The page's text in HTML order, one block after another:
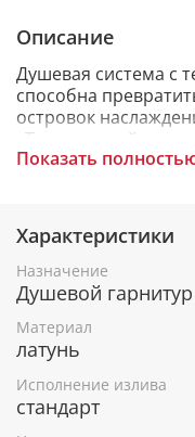
Описание
Душевая система с
способна
островок
«Тропический душ»
максимально
пространство,
ваш вкус. Здесь
термостатом VIEIR
создать
Душевая система
Показать
Характеристики
Назначение
Душевой гарнитур
Материал
латунь
Исполнение излива
стандарт